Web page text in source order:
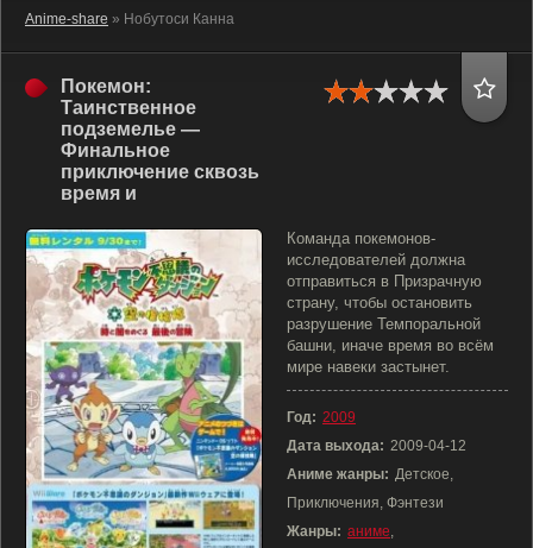
Anime-share » Нобутоси Канна
Покемон:
Таинственное
подземелье —
Финальное
приключение сквозь
время и
Команда покемонов-
исследователей должна
отправиться в Призрачную
страну, чтобы остановить
разрушение Темпоральной
башни, иначе время во всём
мире навеки застынет.
Год: 2009
Дата выхода: 2009-04-12
Аниме жанры: Детское,
Приключения, Фэнтези
Жанры: аниме,